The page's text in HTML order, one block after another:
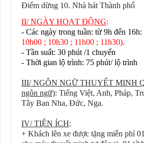
Điểm dừng 10. Nhà hát Thành phố
II/ NGÀY HOẠT ĐỘNG:
- Các ngày trong tuần: từ 9h đến 16h:
10h00 ; 10h30 ; 11h00 ; 11h30).
- Tần suất: 30 phút /1 chuyến
- Thời gian lộ trình: 75 phút/ lộ trình
III/ NGÔN NGỮ THUYẾT MINH
ngôn ngữ): Tiếng Việt, Anh, Pháp,
Tây Ban Nha, Đức, Nga.
IV/ TIỆN ÍCH:
+ Khách lên xe được tặng miễn phí